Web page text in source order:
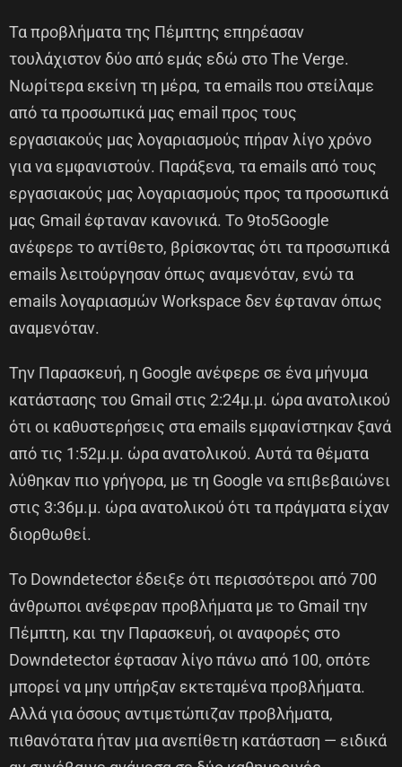
Τα προβλήματα της Πέμπτης επηρέασαν
τουλάχιστον δύο από εμάς εδώ στο The Verge.
Νωρίτερα εκείνη τη μέρα, τα emails που στείλαμε
από τα προσωπικά μας email προς τους
εργασιακούς μας λογαριασμούς πήραν λίγο χρόνο
για να εμφανιστούν. Παράξενα, τα emails από τους
εργασιακούς μας λογαριασμούς προς τα προσωπικά
μας Gmail έφταναν κανονικά. Το 9to5Google
ανέφερε το αντίθετο, βρίσκοντας ότι τα προσωπικά
emails λειτούργησαν όπως αναμενόταν, ενώ τα
emails λογαριασμών Workspace δεν έφταναν όπως
αναμενόταν.
Την Παρασκευή, η Google ανέφερε σε ένα μήνυμα
κατάστασης του Gmail στις 2:24μ.μ. ώρα ανατολικού
ότι οι καθυστερήσεις στα emails εμφανίστηκαν ξανά
από τις 1:52μ.μ. ώρα ανατολικού. Αυτά τα θέματα
λύθηκαν πιο γρήγορα, με τη Google να επιβεβαιώνει
στις 3:36μ.μ. ώρα ανατολικού ότι τα πράγματα είχαν
διορθωθεί.
Το Downdetector έδειξε ότι περισσότεροι από 700
άνθρωποι ανέφεραν προβλήματα με το Gmail την
Πέμπτη, και την Παρασκευή, οι αναφορές στο
Downdetector έφτασαν λίγο πάνω από 100, οπότε
μπορεί να μην υπήρξαν εκτεταμένα προβλήματα.
Αλλά για όσους αντιμετώπιζαν προβλήματα,
πιθανότατα ήταν μια ανεπίθετη κατάσταση — ειδικά